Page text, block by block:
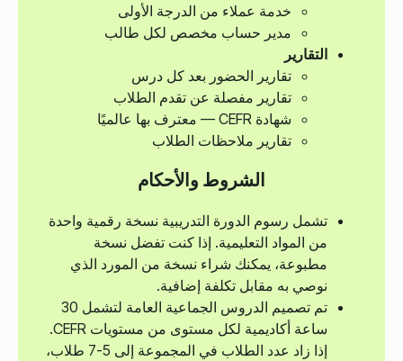
خدمة عملاء من الدرجة الأولى
مدير حساب مخصص لكل طالب
التقارير
تقارير الحضور بعد كل درس
تقارير مفصلة عن تقدم الطلاب
شهادة CEFR — معترف بها عالميًا
تقارير ملاحظات الطلاب
الشروط والأحكام
تشمل رسوم الدورة التدريبية نسخة رقمية واحدة
من المواد التعليمية. إذا كنت تفضل نسخة
مطبوعة، يمكنك شراء نسخة من المورد الذي
نوصي به مقابل تكلفة إضافية.
تم تصميم الدروس الجماعية العامة لتشمل 30
ساعة أكاديمية لكل مستوى من مستويات CEFR.
إذا زاد عدد الطلاب في المجموعة إلى 5-7 طلاب،